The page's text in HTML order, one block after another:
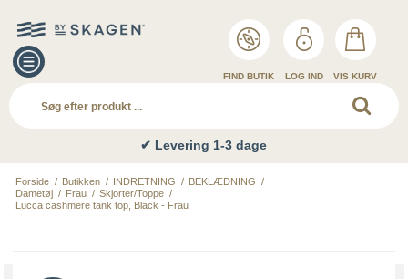
FIND BUTIK LOG IND VIS KURV
✔ Levering 1-3 dage
Forside / Butikken / INDRETNING / BEKLÆDNING /
Dametøj / Frau / Skjorter/Toppe /
Lucca cashmere tank top, Black - Frau